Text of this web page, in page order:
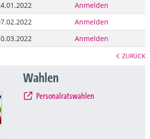
Anmelden
Anmelden
Anmelden
ZURÜCK
Wahlen
Personalratswahlen